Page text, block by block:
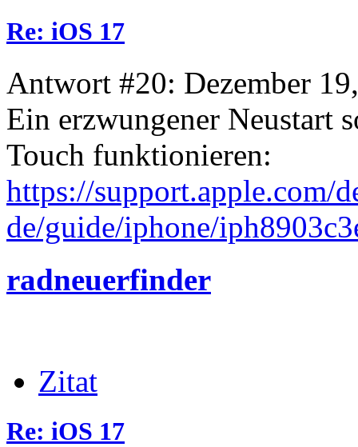
Re: iOS 17
Antwort #20: Dezember
Ein erzwungener Neustart
Touch funktionieren:
https://support.apple.com/
de/guide/iphone/
radneuerfinder
Zitat
Re: iOS 17